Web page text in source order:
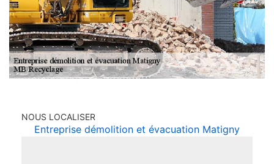
NOUS LOCALISER
Entreprise démolition et évacuation Matigny